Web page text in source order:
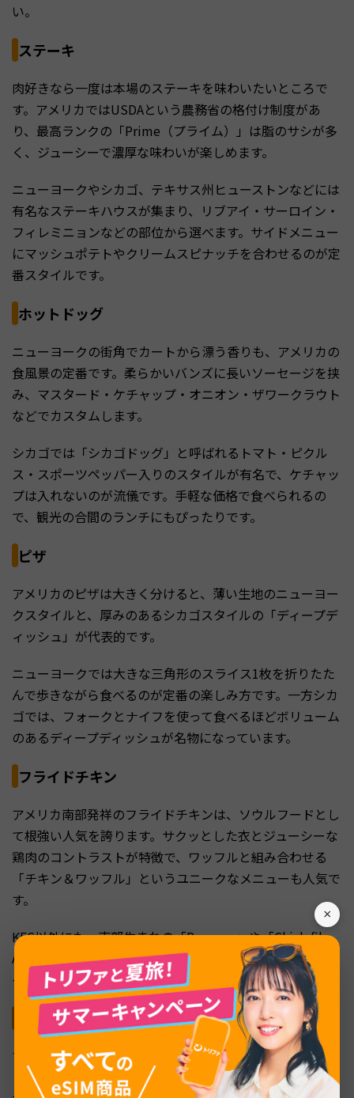
×
い。
ステーキ
肉好きなら一度は本場のステーキを味わいたいところで
す。アメリカではUSDAという農務省の格付け制度があ
り、最高ランクの「Prime（プライム）」は脂のサシが多
く、ジューシーで濃厚な味わいが楽しめます。
ニューヨークやシカゴ、テキサス州ヒューストンなどには
有名なステーキハウスが集まり、リブアイ・サーロイン・
フィレミニョンなどの部位から選べます。サイドメニュー
にマッシュポテトやクリームスピナッチを合わせるのが定
番スタイルです。
ホットドッグ
ニューヨークの街角でカートから漂う香りも、アメリカの
食風景の定番です。柔らかいバンズに長いソーセージを挟
み、マスタード・ケチャップ・オニオン・ザワークラウト
などでカスタムします。
シカゴでは「シカゴドッグ」と呼ばれるトマト・ピクル
ス・スポーツペッパー入りのスタイルが有名で、ケチャッ
プは入れないのが流儀です。手軽な価格で食べられるの
で、観光の合間のランチにもぴったりです。
ピザ
アメリカのピザは大きく分けると、薄い生地のニューヨー
クスタイルと、厚みのあるシカゴスタイルの「ディープデ
ィッシュ」が代表的です。
ニューヨークでは大きな三角形のスライス1枚を折りたた
んで歩きながら食べるのが定番の楽しみ方です。一方シカ
ゴでは、フォークとナイフを使って食べるほどボリューム
のあるディープディッシュが名物になっています。
フライドチキン
アメリカ南部発祥のフライドチキンは、ソウルフードとし
て根強い人気を誇ります。サクッとした衣とジューシーな
鶏肉のコントラストが特徴で、ワッフルと組み合わせる
「チキン＆ワッフル」というユニークなメニューも人気で
す。
KFC以外にも、南部生まれの「Popeyes」や「Chick-fil-
A」など全米展開のチェーンがあり、それぞれ味付けやサ
イドメニューに個性があります。
マカロニ＆チーズ
マカロニにチーズソースを絡めた「マカロニ＆チーズ（マ
ック＆チーズ）」は、家庭料理としても外食メニューとし